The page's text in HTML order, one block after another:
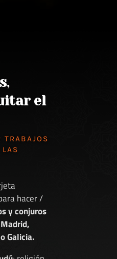
,
el
TRABAJOS
hacer /
y conjuros
Galicia.